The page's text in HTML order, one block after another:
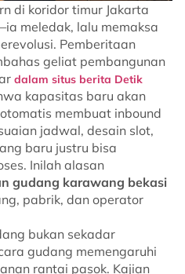
di koridor timur Jakarta
meledak, lalu memaksa
Pemberitaan
geliat pembangunan
dalam situs berita Detik
kapasitas baru akan
membuat inbound
jadwal, desain slot,
baru justru bisa
Inilah alasan
gudang karawang bekasi
pabrik, dan operator
bukan sekadar
gudang memengaruhi
rantai pasok. Kajian